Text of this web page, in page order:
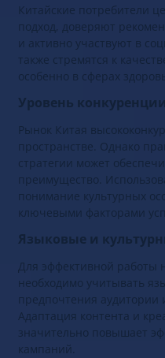
Китайские потребители
подход, доверяют
и активно участвуют в
также стремятся к
особенно в сферах
Уровень конкуренции
Рынок Китая
пространстве. Однако
стратегии может
преимущество.
понимание культурных
ключевыми факторами
Языковые и
Для эффективной работы
необходимо учитывать
предпочтения аудитории
Адаптация контента и
значительно повышает
кампаний.